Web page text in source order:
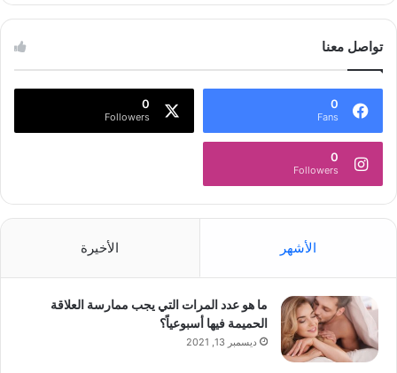
تواصل معنا
0
Fans
0
Followers
0
Followers
الأشهر الأخيرة
ما هو عدد المرات التي يجب ممارسة العلاقة
الحميمة فيها أسبوعياً؟
ديسمبر 13, 2021